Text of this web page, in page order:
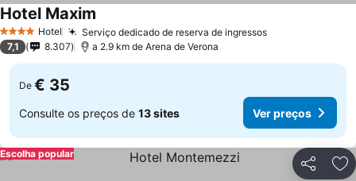
4 EstrelasHotel Serviço dedicado de reserva de ingressosVer preços
Hotel Maxim
7,1 8.307 a 2.9 km de Arena de Verona
De € 35
Consulte os preços de 13 sites Ver preços
Partilhar
Escolha popular